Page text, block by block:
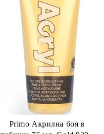
Primo Акрилна боя в